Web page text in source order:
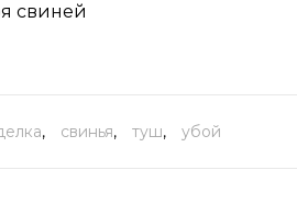
свиней
, свинья, туш, убой